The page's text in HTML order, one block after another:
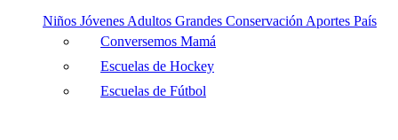
Niños Jóvenes Adultos Grandes Conservación Aportes País
Conversemos Mamá
Escuelas de Hockey
Escuelas de Fútbol